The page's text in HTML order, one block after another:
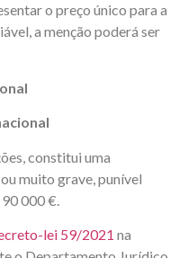
o preço único para a
a menção poderá ser
constitui uma
muito grave, punível
000 €.
lei 59/2021 na